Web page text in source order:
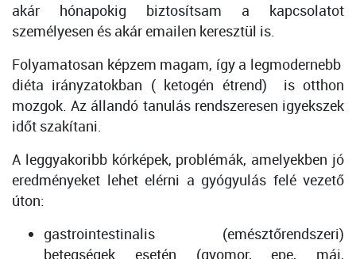
akár hónapokig biztosítsam a kapcsolatot
személyesen és akár emailen keresztül is.
Folyamatosan képzem magam, így a legmodernebb
diéta irányzatokban ( ketogén étrend) is otthon
mozgok. Az állandó tanulás rendszeresen igyekszek
időt szakítani.
A leggyakoribb kórképek, problémák, amelyekben jó
eredményeket lehet elérni a gyógyulás felé vezető
úton:
gastrointestinalis (emésztőrendszeri)
betegségek esetén (gyomor, epe, máj,